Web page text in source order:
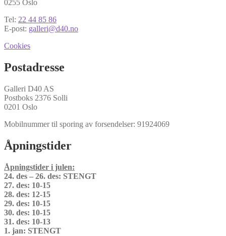
0255 Oslo
Tel: 22 44 85 86
E-post: galleri@d40.no
Cookies
Postadresse
Galleri D40 AS
Postboks 2376 Solli
0201 Oslo
Mobilnummer til sporing av forsendelser: 91924069
Åpningstider
Åpningstider i julen:
24. des – 26. des: STENGT
27. des: 10-15
28. des: 12-15
29. des: 10-15
30. des: 10-15
31. des: 10-13
1. jan: STENGT